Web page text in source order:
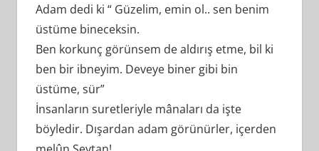
Adam dedi ki “ Güzelim, emin ol.. sen benim
üstüme bineceksin.
Ben korkunç görünsem de aldırış etme, bil ki
ben bir ibneyim. Deveye biner gibi bin
üstüme, sür”
İnsanların suretleriyle mânaları da işte
böyledir. Dışardan adam görünürler, içerden